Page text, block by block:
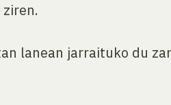
lanean jarraituko du